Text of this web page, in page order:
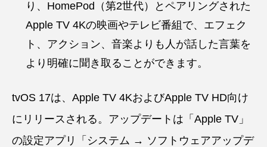
り、HomePod（第2世代）とペアリングされた
Apple TV 4Kの映画やテレビ番組で、エフェク
ト、アクション、音楽よりも人が話した言葉を
より明確に聞き取ることができます。
tvOS 17は、Apple TV 4KおよびApple TV HD向け
にリリースされる。アップデートは「Apple TV」
の設定アプリ「システム → ソフトウェアアップデ